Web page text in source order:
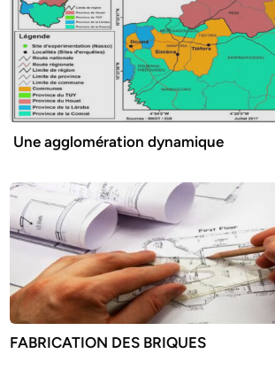
Une agglomération dynamique
FABRICATION DES BRIQUES